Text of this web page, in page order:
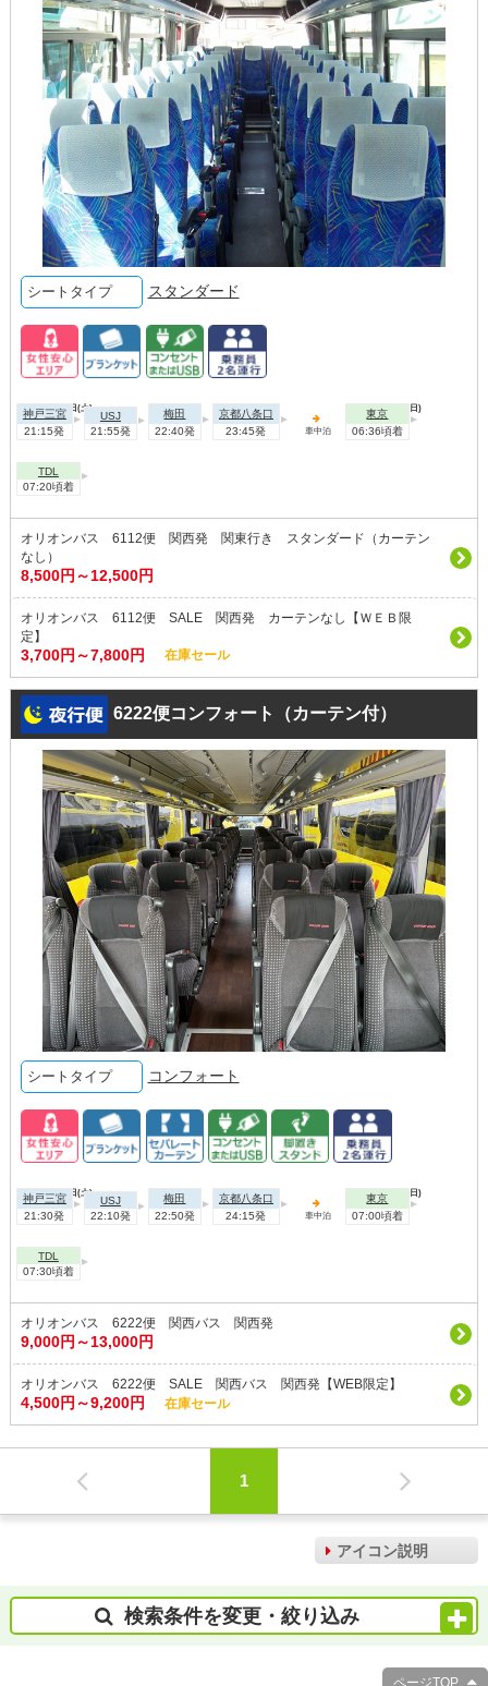
シートタイプ スタンダード
2026年08月08日(土)
神戸三宮
21:15発
USJ
21:55発
梅田
22:40発
京都八条口
23:45発
車中泊
2026年08月09日(日)
東京
06:36頃着
TDL
07:20頃着
オリオンバス 6112便 関西発 関東行き スタンダード（カーテン
なし）
8,500円～12,500円
オリオンバス 6112便 SALE 関西発 カーテンなし【ＷＥＢ限
定】
3,700円～7,800円 在庫セール
6222便コンフォート（カーテン付）
シートタイプ コンフォート
2026年08月08日(土)
神戸三宮
21:30発
USJ
22:10発
梅田
22:50発
京都八条口
24:15発
車中泊
2026年08月09日(日)
東京
07:00頃着
TDL
07:30頃着
オリオンバス 6222便 関西バス 関西発
9,000円～13,000円
オリオンバス 6222便 SALE 関西バス 関西発【WEB限定】
4,500円～9,200円 在庫セール
1
アイコン説明
検索条件を変更・絞り込み
ページTOP